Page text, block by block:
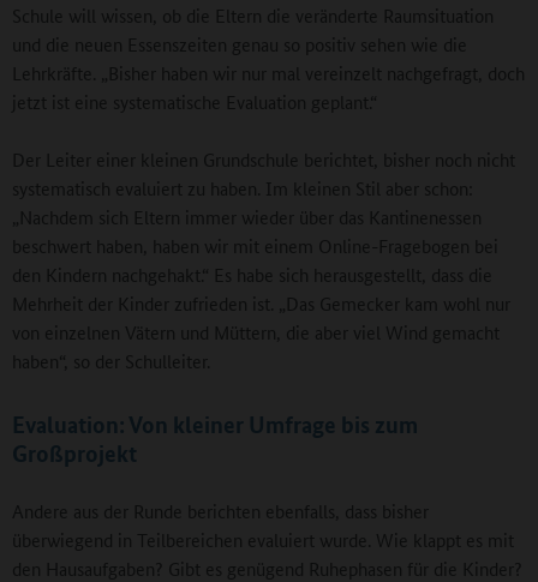
Schule will wissen, ob die Eltern die veränderte Raumsituation
und die neuen Essenszeiten genau so positiv sehen wie die
Lehrkräfte. „Bisher haben wir nur mal vereinzelt nachgefragt, doch
jetzt ist eine systematische Evaluation geplant.“
Der Leiter einer kleinen Grundschule berichtet, bisher noch nicht
systematisch evaluiert zu haben. Im kleinen Stil aber schon:
„Nachdem sich Eltern immer wieder über das Kantinenessen
beschwert haben, haben wir mit einem Online-Fragebogen bei
den Kindern nachgehakt.“ Es habe sich herausgestellt, dass die
Mehrheit der Kinder zufrieden ist. „Das Gemecker kam wohl nur
von einzelnen Vätern und Müttern, die aber viel Wind gemacht
haben“, so der Schulleiter.
Evaluation: Von kleiner Umfrage bis zum
Großprojekt
Andere aus der Runde berichten ebenfalls, dass bisher
überwiegend in Teilbereichen evaluiert wurde. Wie klappt es mit
den Hausaufgaben? Gibt es genügend Ruhephasen für die Kinder?